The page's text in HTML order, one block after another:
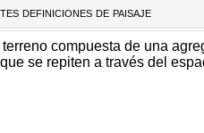
definiciones de paisaje
compuesta de una
se repiten a través del